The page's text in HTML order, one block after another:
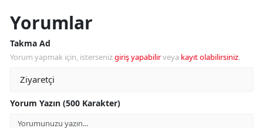
Yorumlar
Takma Ad
Yorum yapmak için, istersenizgiriş yapabilirveya kayıt olabilirsiniz.
Yorum Yazın (500 Karakter)